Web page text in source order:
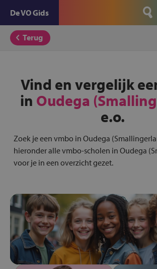
De VO Gids
Terug
Vind en vergelijk
in Oudega
e.o.
Zoek je een vmbo in Oudega
hieronder alle vmbo-scholen in Oudega
voor je in een overzicht gezet.